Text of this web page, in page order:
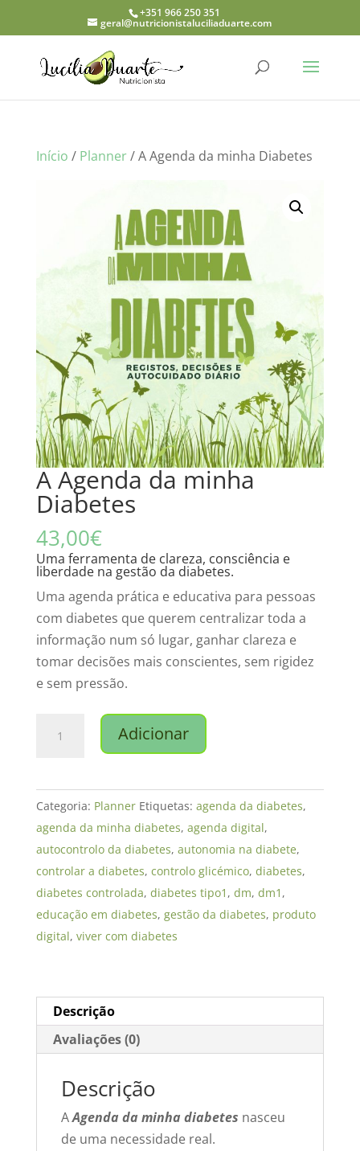
+351 966 250 351
geral@nutricionistaluciliaduarte.com
Início / Planner/ A Agenda da minha Diabetes
A Agenda da minha
Diabetes
43,00€
Uma ferramenta de clareza, consciência e
liberdade na gestão da diabetes.
Uma agenda prática e educativa para pessoas
com diabetes que querem centralizar toda a
informação num só lugar, ganhar clareza e
tomar decisões mais conscientes, sem rigidez
e sem pressão.
Quantidade
Agenda
da
minha
Diabetes
Adicionar
Categoria: Planner Etiquetas: agenda da diabetes,
agenda da minha diabetes, agenda digital,
autocontrolo da diabetes, autonomia na diabete,
controlar a diabetes, controlo glicémico, diabetes,
diabetes controlada, diabetes tipo1 , dm, dm1 ,
educação em diabetes, gestão da diabetes, produto
digital, viver com diabetes
Descrição
Avaliações (0)
Descrição
AAgenda da minha diabetes nasceu
de uma necessidade real.